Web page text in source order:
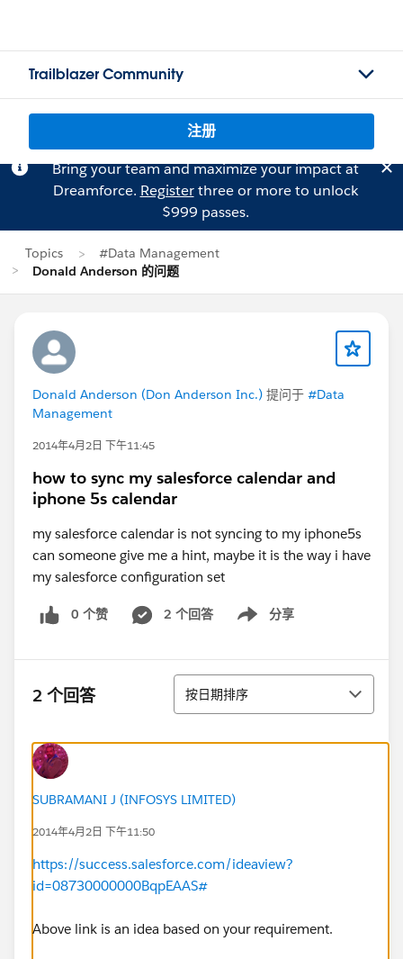
Trailblazer Community
注册
Bring your team and maximize your impact at
Dreamforce. Registerthree or more to unlock
$999 passes.
Topics
#Data Management
Donald Anderson 的问题
Donald Anderson (Don Anderson Inc.) 提问于 #Data
Management
2014年4月2日 下午11:45
how to sync my salesforce calendar and
iphone 5s calendar
my salesforce calendar is not syncing to my iphone5s
can someone give me a hint, maybe it is the way i have
my salesforce configuration set
0 个赞 2 个回答 分享
Show menu
2 个回答 排序
按日期排序
SUBRAMANI J (INFOSYS LIMITED)
2014年4月2日 下午11:50
https://success.salesforce.com/ideaview?
id=08730000000BqpEAAS#
Above link is an idea based on your requirement.